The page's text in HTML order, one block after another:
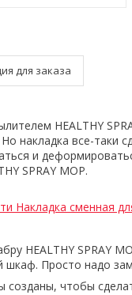
для заказа
HEALTHY
накладка все-таки
и
SPRAY MOP.
Накладка сменная
HEALTHY SPRAY
Просто надо
созданы, чтобы